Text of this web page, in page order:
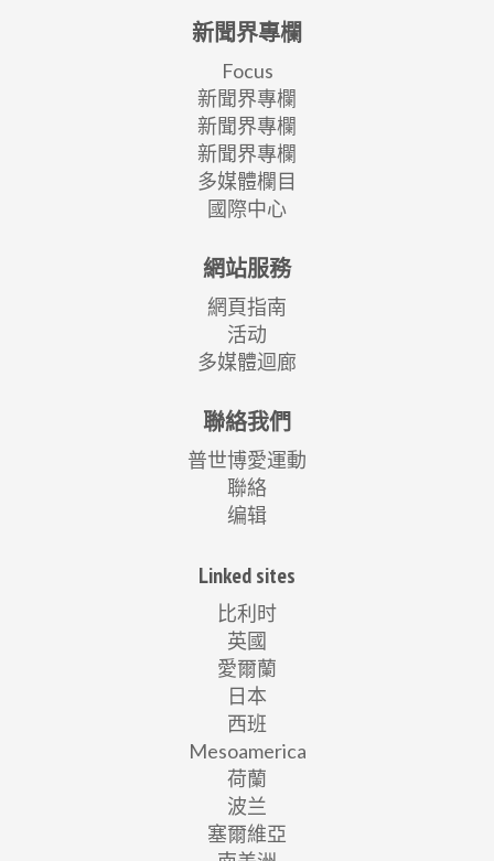
新聞界專欄
Focus
新聞界專欄
新聞界專欄
新聞界專欄
多媒體欄目
國際中心
網站服務
網頁指南
活动
多媒體迴廊
聯絡我們
普世博愛運動
聯絡
编辑
Linked sites
比利时
英國
愛爾蘭
日本
西班
Mesoamerica
荷蘭
波兰
塞爾維亞